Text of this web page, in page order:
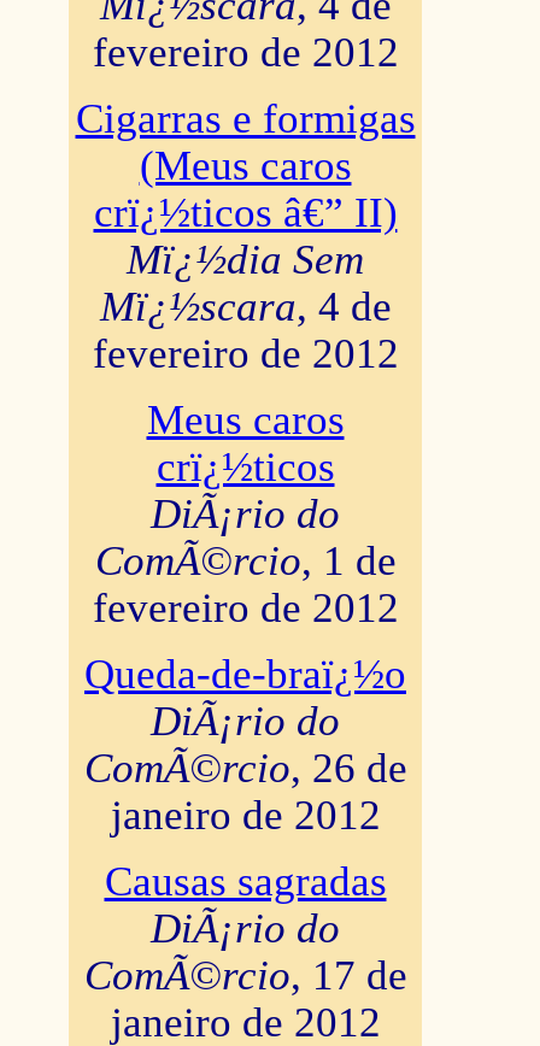
fevereiro de 2012
Cigarras e formigas
(Meus caros
crï¿½ticos â€” II)
Mï¿½dia Sem
Mï¿½scara, 4 de
fevereiro de 2012
Meus caros
crï¿½ticos
DiÃ¡rio do
ComÃ©rcio, 1 de
fevereiro de 2012
Queda-de-braï¿½o
DiÃ¡rio do
ComÃ©rcio, 26 de
janeiro de 2012
Causas sagradas
DiÃ¡rio do
ComÃ©rcio, 17 de
janeiro de 2012